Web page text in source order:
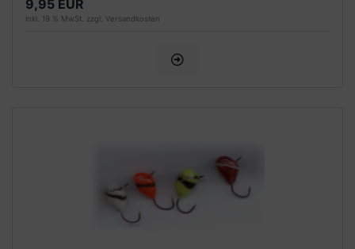
9,95 EUR
inkl. 19 % MwSt. zzgl. Versandkosten